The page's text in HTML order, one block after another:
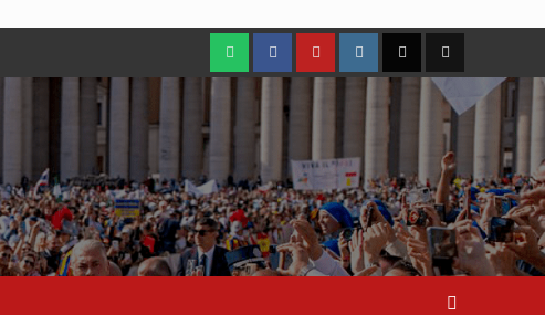
WhatsAppFacebookYoutubeInstagram
X TikTok